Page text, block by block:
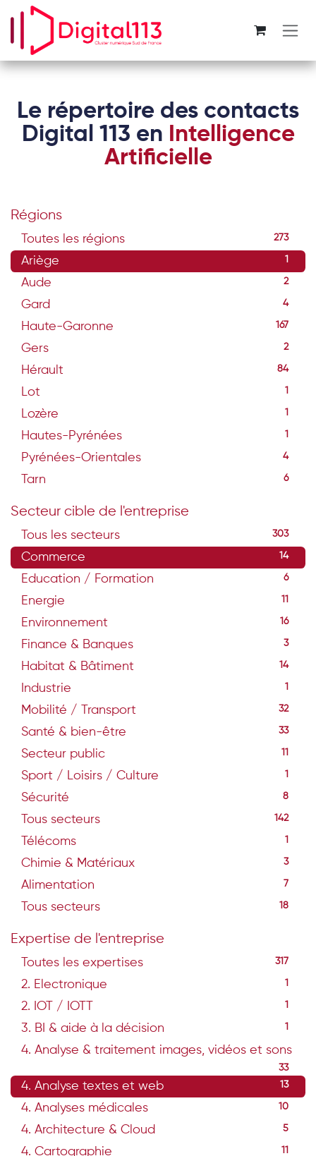
Se rendre au contenu
Le répertoire des contacts
Digital 113 en Intelligence
Artificielle
Régions
Toutes les régions 273
Ariège 1
Aude 2
Gard 4
Haute-Garonne 167
Gers 2
Hérault 84
Lot 1
Lozère 1
Hautes-Pyrénées 1
Pyrénées-Orientales 4
Tarn 6
Secteur cible de l'entreprise
Tous les secteurs 303
Commerce 14
Education / Formation 6
Energie 11
Environnement 16
Finance & Banques 3
Habitat & Bâtiment 14
Industrie 1
Mobilité / Transport 32
Santé & bien-être 33
Secteur public 11
Sport / Loisirs / Culture 1
Sécurité 8
Tous secteurs 142
Télécoms 1
Chimie & Matériaux 3
Alimentation 7
Tous secteurs 18
Expertise de l'entreprise
Toutes les expertises 317
2. Electronique 1
2. IOT / IOTT 1
3. BI & aide à la décision 1
4. Analyse & traitement images, vidéos et sons
33
4. Analyse textes et web 13
4. Analyses médicales 10
4. Architecture & Cloud 5
4. Cartographie